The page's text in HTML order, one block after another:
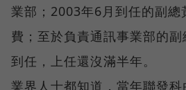
業部；2003年6月到任的副總
費；至於負責通訊事業部的
到任，上任還沒滿半年。
業界人士都知道，當年聯發